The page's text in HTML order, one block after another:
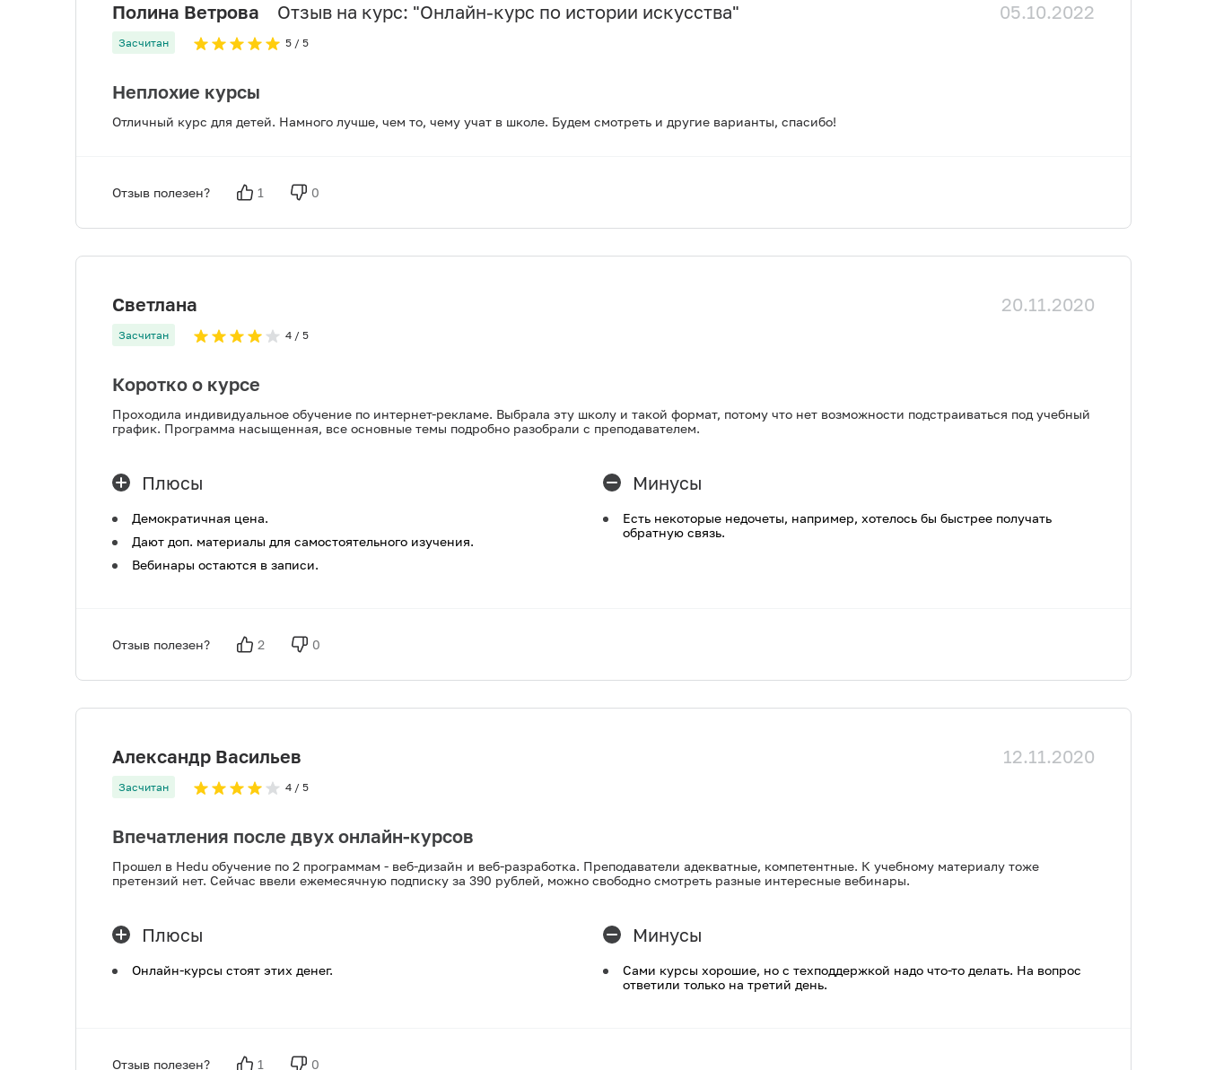
Полина Ветрова Отзыв на курс: "Онлайн-курс по истории искусства" 05.10.2022
Засчитан 5 / 5
Неплохие курсы
Отличный курс для детей. Намного лучше, чем то, чему учат в школе. Будем смотреть и другие варианты, спасибо!
Отзыв полезен? 1 0
Светлана 20.11.2020
Засчитан 4 / 5
Коротко о курсе
Проходила индивидуальное обучение по интернет-рекламе. Выбрала эту школу и такой формат, потому что нет возможности подстраиваться под учебный
график. Программа насыщенная, все основные темы подробно разобрали с преподавателем.
Плюсы
Демократичная цена.
Дают доп. материалы для самостоятельного изучения.
Вебинары остаются в записи.
Минусы
Есть некоторые недочеты, например, хотелось бы быстрее получать
обратную связь.
Отзыв полезен? 2 0
Александр Васильев 12.11.2020
Засчитан 4 / 5
Впечатления после двух онлайн-курсов
Прошел в Hedu обучение по 2 программам - веб-дизайн и веб-разработка. Преподаватели адекватные, компетентные. К учебному материалу тоже
претензий нет. Сейчас ввели ежемесячную подписку за 390 рублей, можно свободно смотреть разные интересные вебинары.
Плюсы
Онлайн-курсы стоят этих денег.
Минусы
Сами курсы хорошие, но с техподдержкой надо что-то делать. На вопрос
ответили только на третий день.
Отзыв полезен? 1 0